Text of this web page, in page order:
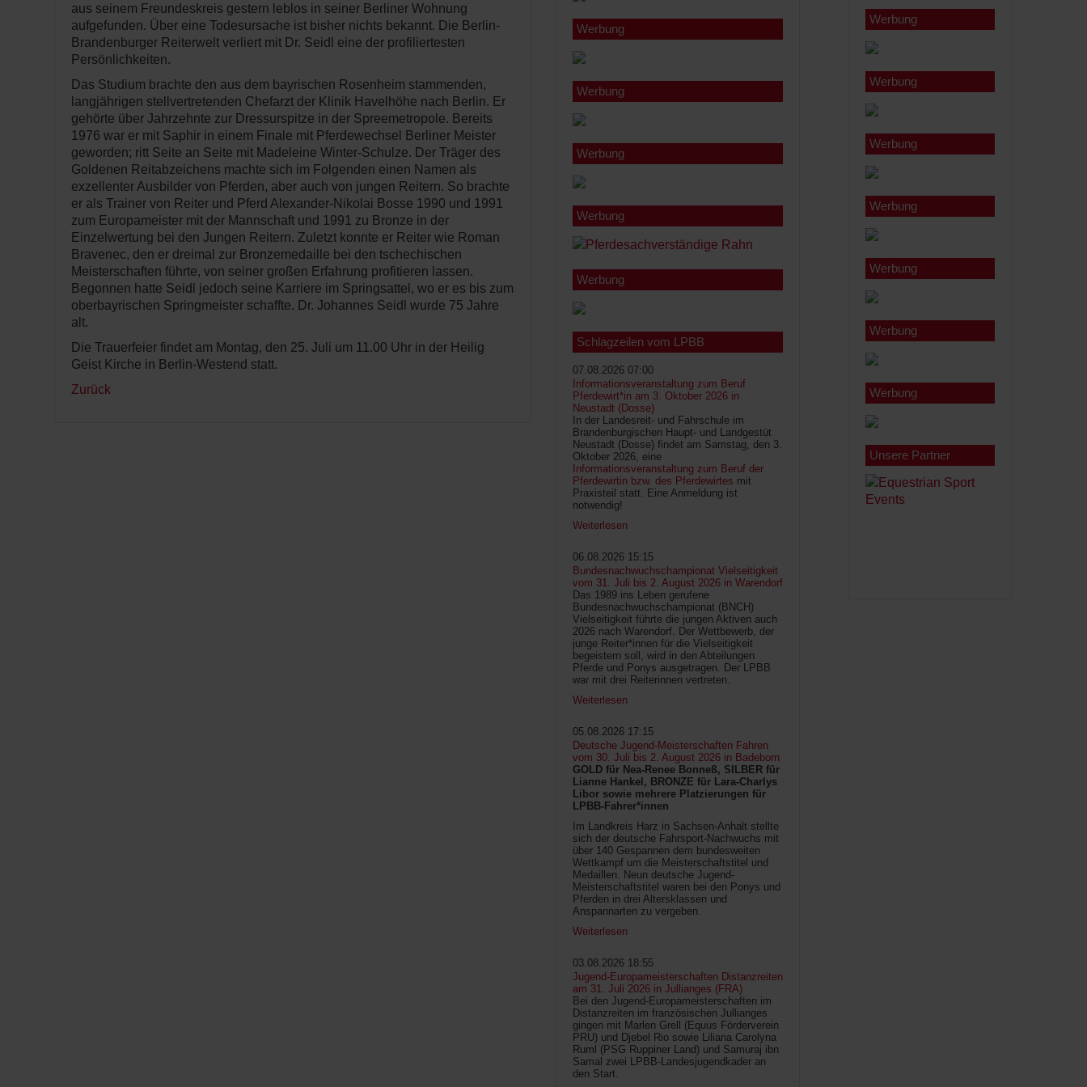
aus seinem Freundeskreis gestern leblos in seiner Berliner Wohnung
aufgefunden. Über eine Todesursache ist bisher nichts bekannt. Die Berlin-
Brandenburger Reiterwelt verliert mit Dr. Seidl eine der profiliertesten
Persönlichkeiten.
Das Studium brachte den aus dem bayrischen Rosenheim stammenden,
langjährigen stellvertretenden Chefarzt der Klinik Havelhöhe nach Berlin. Er
gehörte über Jahrzehnte zur Dressurspitze in der Spreemetropole. Bereits
1976 war er mit Saphir in einem Finale mit Pferdewechsel Berliner Meister
geworden; ritt Seite an Seite mit Madeleine Winter-Schulze. Der Träger des
Goldenen Reitabzeichens machte sich im Folgenden einen Namen als
exzellenter Ausbilder von Pferden, aber auch von jungen Reitern. So brachte
er als Trainer von Reiter und Pferd Alexander-Nikolai Bosse 1990 und 1991
zum Europameister mit der Mannschaft und 1991 zu Bronze in der
Einzelwertung bei den Jungen Reitern. Zuletzt konnte er Reiter wie Roman
Bravenec, den er dreimal zur Bronzemedaille bei den tschechischen
Meisterschaften führte, von seiner großen Erfahrung profitieren lassen.
Begonnen hatte Seidl jedoch seine Karriere im Springsattel, wo er es bis zum
oberbayrischen Springmeister schaffte. Dr. Johannes Seidl wurde 75 Jahre
alt.
Die Trauerfeier findet am Montag, den 25. Juli um 11.00 Uhr in der Heilig
Geist Kirche in Berlin-Westend statt.
Zurück
Werbung
Werbung
Werbung
Werbung
Werbung
Schlagzeilen vom LPBB
07.08.2026 07:00
Informationsveranstaltung zum Beruf
Pferdewirt*in am 3. Oktober 2026 in
Neustadt (Dosse)
In der Landesreit- und Fahrschule im
Brandenburgischen Haupt- und Landgestüt
Neustadt (Dosse) findet am Samstag, den 3.
Oktober 2026, eine
Informationsveranstaltung zum Beruf der
Pferdewirtin bzw. des Pferdewirtes mit
Praxisteil statt. Eine Anmeldung ist
notwendig!
Weiterlesen
06.08.2026 15:15
Bundesnachwuchschampionat Vielseitigkeit
vom 31. Juli bis 2. August 2026 in Warendorf
Das 1989 ins Leben gerufene
Bundesnachwuchschampionat (BNCH)
Vielseitigkeit führte die jungen Aktiven auch
2026 nach Warendorf. Der Wettbewerb, der
junge Reiter*innen für die Vielseitigkeit
begeistern soll, wird in den Abteilungen
Pferde und Ponys ausgetragen. Der LPBB
war mit drei Reiterinnen vertreten.
Weiterlesen
05.08.2026 17:15
Deutsche Jugend-Meisterschaften Fahren
vom 30. Juli bis 2. August 2026 in Badeborn
GOLD für Nea-Renee Bonneß, SILBER für
Lianne Hankel, BRONZE für Lara-Charlys
Libor sowie mehrere Platzierungen für
LPBB-Fahrer*innen
Im Landkreis Harz in Sachsen-Anhalt stellte
sich der deutsche Fahrsport-Nachwuchs mit
über 140 Gespannen dem bundesweiten
Wettkampf um die Meisterschaftstitel und
Medaillen. Neun deutsche Jugend-
Meisterschaftstitel waren bei den Ponys und
Pferden in drei Altersklassen und
Anspannarten zu vergeben.
Weiterlesen
03.08.2026 18:55
Jugend-Europameisterschaften Distanzreiten
am 31. Juli 2026 in Jullianges (FRA)
Bei den Jugend-Europameisterschaften im
Distanzreiten im französischen Jullianges
gingen mit Marlen Grell (Equus Förderverein
PRU) und Djebel Rio sowie Liliana Carolyna
Ruml (PSG Ruppiner Land) und Samuraj ibn
Samal zwei LPBB-Landesjugendkader an
den Start.
Werbung
Werbung
Werbung
Werbung
Werbung
Werbung
Werbung
Unsere Partner